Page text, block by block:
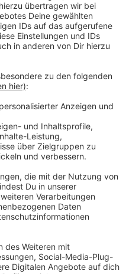
Ihre
den YouTube
zu laden!
Service eines
Service kann
Sie die
Sie der
zu, um dieses
Platform
vertrauen und als
die drohende Zerstörung